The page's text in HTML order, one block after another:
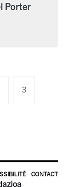
Porter
3
CONTACT